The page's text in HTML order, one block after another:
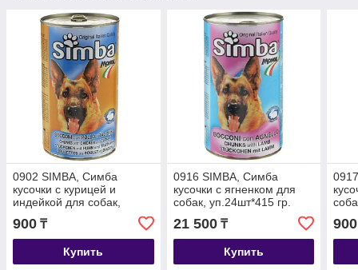
0902 SIMBA, Симба
кусочки с курицей и
индейкой для собак,
банка 415 гр.
900 ₸
Купить
0916 SIMBA, Симба
кусочки с ягненком для
собак, уп.24шт*415 гр.
21 500₸
Купить
900